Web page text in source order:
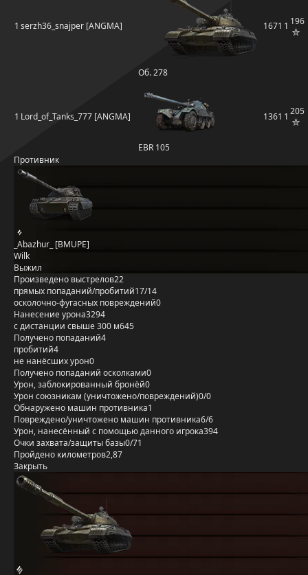
1 serzh36_snajper [ANGMA]
Об. 278
1671 1 196
1 Lord_of_Tanks_777 [ANGMA]
EBR 105
1361 1 205
Противник
_Abazhur_ [BMUPE]
Wilk
Выжил
Произведено выстрелов22
прямых попаданий/пробитий17/14
осколочно-фугасных повреждений0
Нанесение урона3294
с дистанции свыше 300 м645
Получено попаданий4
пробитий4
не нанёсших урон0
Получено попаданий осколками0
Урон, заблокированный бронёй0
Урон союзникам (уничтожено/повреждений)0/0
Обнаружено машин противника1
Повреждено/уничтожено машин противника6/6
Урон, нанесённый с помощью данного игрока394
Очки захвата/защиты базы0/71
Пройдено километров2,87
Закрыть